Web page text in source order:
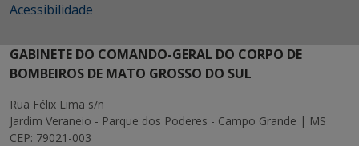
Acessibilidade
GABINETE DO COMANDO-GERAL DO CORPO DE
BOMBEIROS DE MATO GROSSO DO SUL
Rua Félix Lima s/n
Jardim Veraneio - Parque dos Poderes - Campo Grande | MS
CEP: 79021-003